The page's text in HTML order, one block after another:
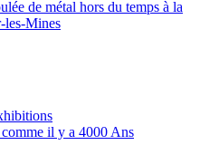
de métal hors du temps à la
les-Mines
il y a 4000 Ans